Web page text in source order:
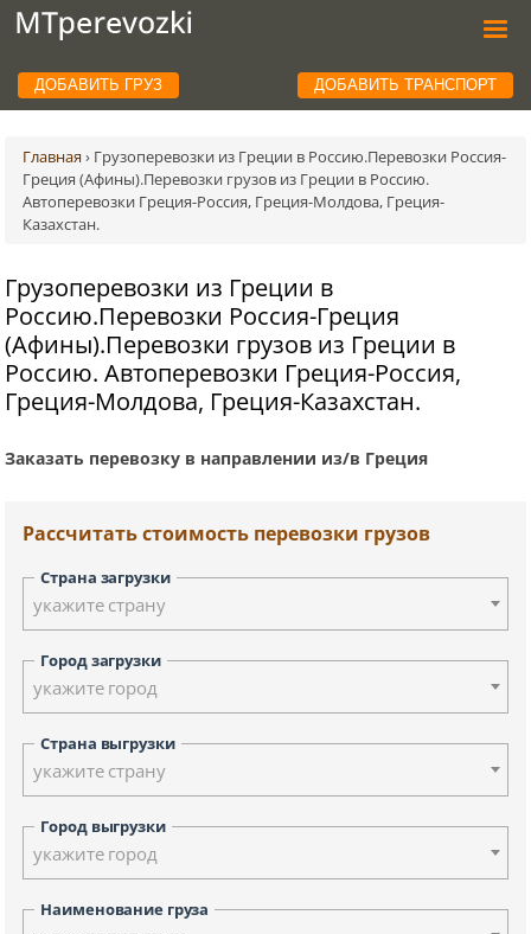
ДОБАВИТЬ ГРУЗ ДОБАВИТЬ ТРАНСПОРТ
Главная › Грузоперевозки из Греции в Россию.Перевозки Россия-
Греция (Афины).Перевозки грузов из Греции в Россию.
Автоперевозки Греция-Россия, Греция-Молдова, Греция-
Казахстан.
Грузоперевозки из Греции в
Россию.Перевозки Россия-Греция
(Афины).Перевозки грузов из Греции в
Россию. Автоперевозки Греция-Россия,
Греция-Молдова, Греция-Казахстан.
Заказать перевозку в направлении из/в Греция
Рассчитать стоимость перевозки грузов
Страна загрузки
укажите страну
Город загрузки
укажите город
Страна выгрузки
укажите страну
Город выгрузки
укажите город
Наименование груза